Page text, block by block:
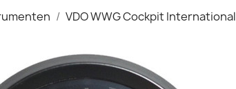
VDO WWG Cockpit International